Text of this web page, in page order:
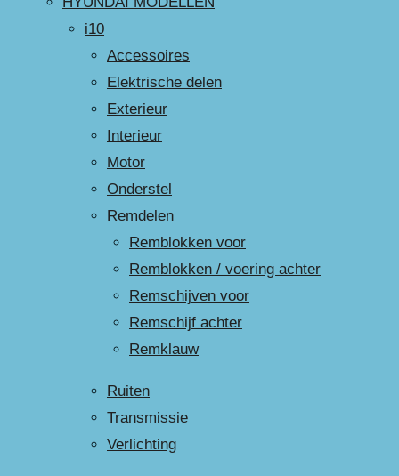
i10
Accessoires
Elektrische delen
Exterieur
Interieur
Motor
Onderstel
Remdelen
Remblokken voor
Remblokken / voering achter
Remschijven voor
Remschijf achter
Remklauw
Ruiten
Transmissie
Verlichting